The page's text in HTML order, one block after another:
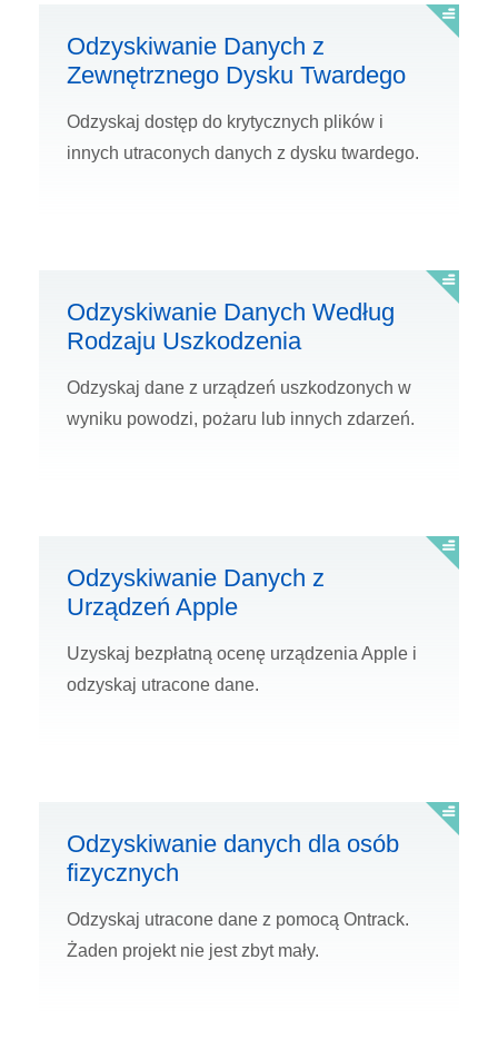
Odzyskiwanie Danych z
Zewnętrznego Dysku Twardego
Odzyskaj dostęp do krytycznych plików i
innych utraconych danych z dysku twardego.
Odzyskiwanie Danych Według
Rodzaju Uszkodzenia
Odzyskaj dane z urządzeń uszkodzonych w
wyniku powodzi, pożaru lub innych zdarzeń.
Odzyskiwanie Danych z
Urządzeń Apple
Uzyskaj bezpłatną ocenę urządzenia Apple i
odzyskaj utracone dane.
Odzyskiwanie danych dla osób
fizycznych
Odzyskaj utracone dane z pomocą Ontrack.
Żaden projekt nie jest zbyt mały.